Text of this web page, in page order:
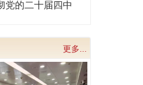
主题征文
主义研究》
南
更多...
Next